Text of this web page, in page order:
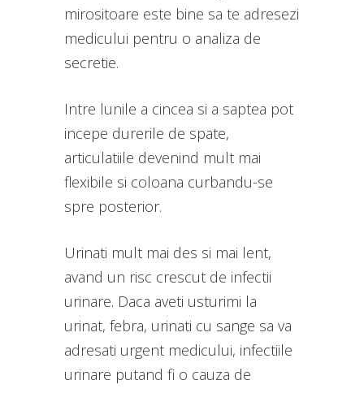
mirositoare este bine sa te adresezi
medicului pentru o analiza de
secretie.
Intre lunile a cincea si a saptea pot
incepe durerile de spate,
articulatiile devenind mult mai
flexibile si coloana curbandu-se
spre posterior.
Urinati mult mai des si mai lent,
avand un risc crescut de infectii
urinare. Daca aveti usturimi la
urinat, febra, urinati cu sange sa va
adresati urgent medicului, infectiile
urinare putand fi o cauza de